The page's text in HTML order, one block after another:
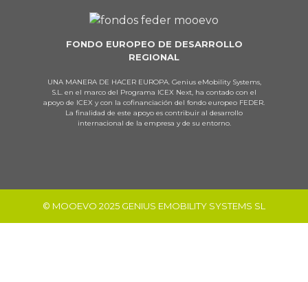
FONDO EUROPEO DE DESARROLLO
REGIONAL
UNA MANERA DE HACER EUROPA. Genius eMobility Systems,
S.L. en el marco del Programa ICEX Next, ha contado con el
apoyo de ICEX y con la cofinanciación del fondo europeo FEDER.
La finalidad de este apoyo es contribuir al desarrollo
internacional de la empresa y de su entorno.
© MOOEVO 2025 GENIUS EMOBILITY SYSTEMS SL